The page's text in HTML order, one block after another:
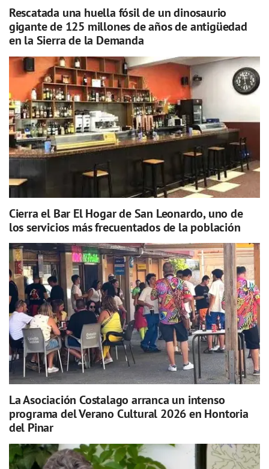
Rescatada una huella fósil de un dinosaurio
gigante de 125 millones de años de antigüedad
en la Sierra de la Demanda
Cierra el Bar El Hogar de San Leonardo, uno de
los servicios más frecuentados de la población
La Asociación Costalago arranca un intenso
programa del Verano Cultural 2026 en Hontoria
del Pinar